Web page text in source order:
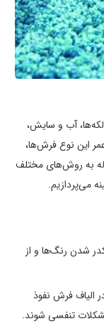
لکه‌ها، آب و سایش،
این نوع فرش‌ها،
به روش‌های مختلف
می‌پردازیم.
شدن رنگ‌ها و از
الیاف فرش نفوذ
تنفسی شوند.